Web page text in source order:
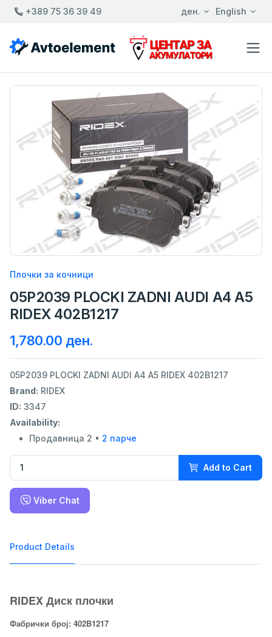
+389 75 36 39 49 ден. English
Плочки за кочници
05P2039 PLOCKI ZADNI AUDI A4 A5
RIDEX 402B1217
1,780.00 ден.
05P2039 PLOCKI ZADNI AUDI A4 A5 RIDEX 402B1217
Brand: RIDEX
ID: 3347
Availability:
Продавница 2 • 2 парче
Add to Cart
Viber Chat
Product Details
RIDEX Диск плочки
Фабрички број: 402B1217